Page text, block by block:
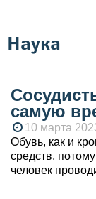
Вы
Наука
самую
10 марта
Обувь, как и
средств,
человек